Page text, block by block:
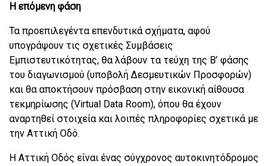
Η επόμενη φάση
Τα προεπιλεγέντα επενδυτικά σχήματα, αφού
υπογράψουν τις σχετικές Συμβάσεις
Εμπιστευτικότητας, θα λάβουν τα τεύχη της Β’ φάσης
του διαγωνισμού (υποβολή Δεσμευτικών Προσφορών)
και θα αποκτήσουν πρόσβαση στην εικονική αίθουσα
τεκμηρίωσης (Virtual Data Room), όπου θα έχουν
αναρτηθεί στοιχεία και λοιπές πληροφορίες σχετικά με
την Αττική Οδό.
Η Αττική Οδός είναι ένας σύγχρονος αυτοκινητόδρομος